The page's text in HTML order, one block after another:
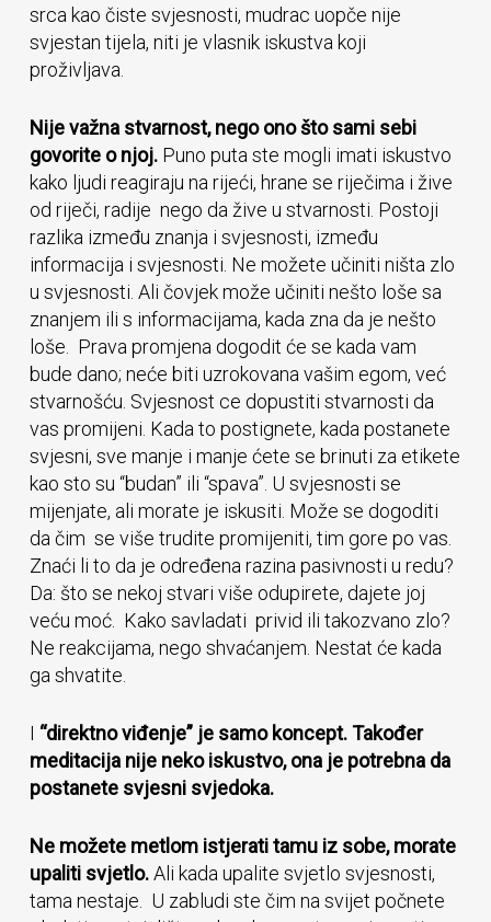
srca kao čiste svjesnosti, mudrac uopče nije
svjestan tijela, niti je vlasnik iskustva koji
proživljava.
Nije važna stvarnost, nego ono što sami sebi
govorite o njoj.Puno puta ste mogli imati iskustvo
kako ljudi reagiraju na rijeći, hrane se riječima i žive
od riječi, radije nego da žive u stvarnosti. Postoji
razlika između znanja i svjesnosti, između
informacija i svjesnosti. Ne možete učiniti ništa zlo
u svjesnosti. Ali čovjek može učiniti nešto loše sa
znanjem ili s informacijama, kada zna da je nešto
loše. Prava promjena dogodit će se kada vam
bude dano; neće biti uzrokovana vašim egom, već
stvarnošću. Svjesnost ce dopustiti stvarnosti da
vas promijeni. Kada to postignete, kada postanete
svjesni, sve manje i manje ćete se brinuti za etikete
kao sto su “budan” ili “spava”. U svjesnosti se
mijenjate, ali morate je iskusiti. Može se dogoditi
da čim se više trudite promijeniti, tim gore po vas.
Znaći li to da je određena razina pasivnosti u redu?
Da: što se nekoj stvari više odupirete, dajete joj
veću moć. Kako savladati privid ili takozvano zlo?
Ne reakcijama, nego shvaćanjem. Nestat će kada
ga shvatite.
I “direktno viđenje” je samo koncept. Također
meditacija nije neko iskustvo, ona je potrebna da
postanete svjesni svjedoka.
Ne možete metlom istjerati tamu iz sobe, morate
upaliti svjetlo.Ali kada upalite svjetlo svjesnosti,
tama nestaje. U zabludi ste čim na svijet počnete